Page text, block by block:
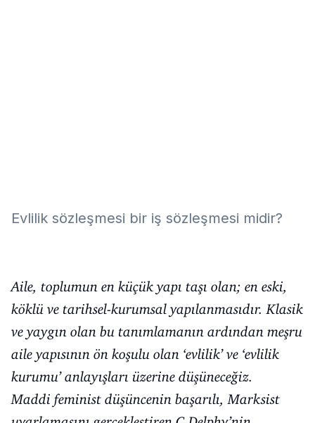
Evlilik sözleşmesi bir iş sözleşmesi midir?
Aile, toplumun en küçük yapı taşı olan; en eski,
köklü ve tarihsel-kurumsal yapılanmasıdır. Klasik
ve yaygın olan bu tanımlamanın ardından meşru
aile yapısının ön koşulu olan ‘evlilik’ ve ‘evlilik
kurumu’ anlayışları üzerine düşüneceğiz.
Maddi feminist düşüncenin başarılı, Marksist